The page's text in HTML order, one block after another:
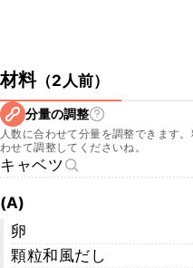
材料（2人前）
分量の調整
人数に合わせて分量を調整できます
わせて調整してくださいね。
キャベツ
(A)
卵
顆粒和風だし